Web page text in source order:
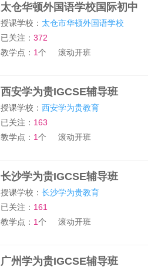
太仓华顿外国语学校国际初中
部招生简章
授课学校： 太仓市华顿外国语学校
已关注：372
教学点： 1个 滚动开班
西安学为贵IGCSE辅导班
授课学校：西安学为贵教育
已关注： 163
教学点： 1个 滚动开班
长沙学为贵IGCSE辅导班
授课学校：长沙学为贵教育
已关注： 161
教学点： 1个 滚动开班
广州学为贵IGCSE辅导班